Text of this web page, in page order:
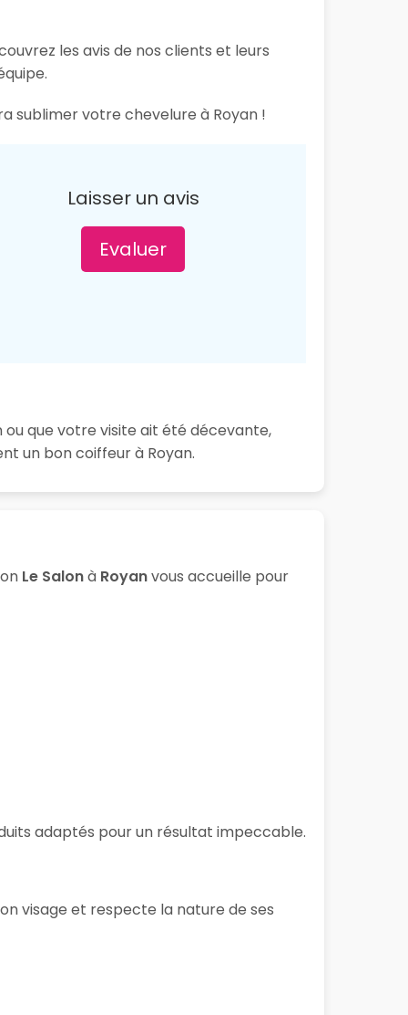
les avis de nos clients et leurs
sublimer votre chevelure à Royan !
Laisser un avis
Evaluer
ou que votre visite ait été décevante,
un bon coiffeur à Royan.
Le Salonà Royanvous accueille pour
adaptés pour un résultat impeccable.
visage et respecte la nature de ses